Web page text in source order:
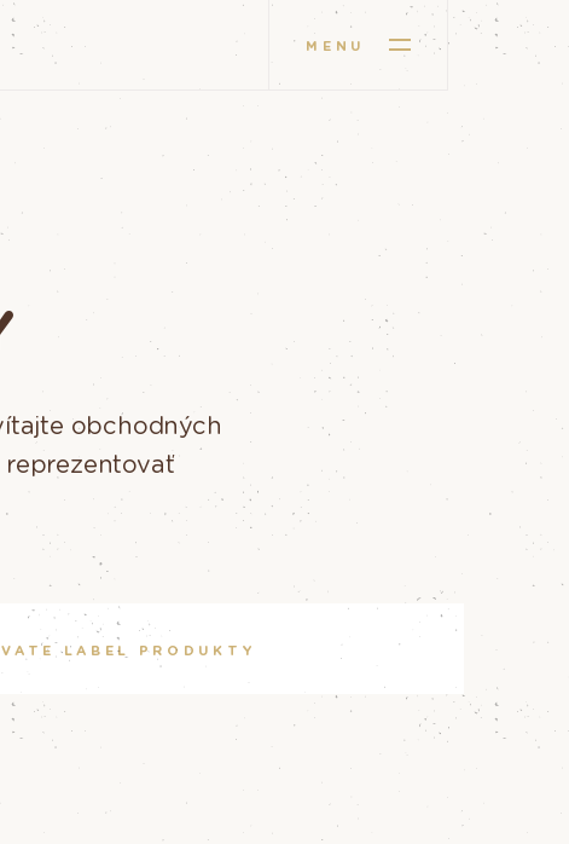
MENU
obchodných
LABEL PRODUKTY